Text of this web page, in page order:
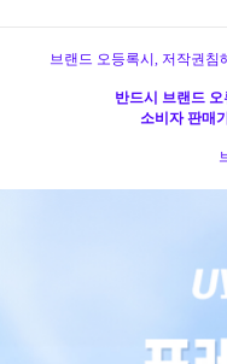
브랜드 오등록시, 저작권침
반드시 브랜드
소비자 판매